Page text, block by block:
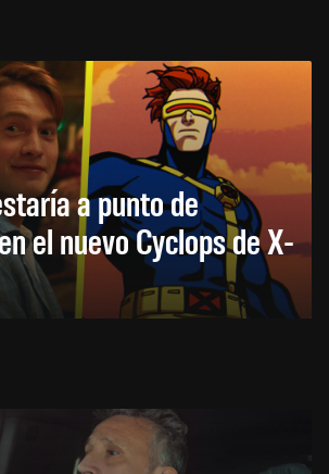
a punto de
el nuevo Cyclops de X-